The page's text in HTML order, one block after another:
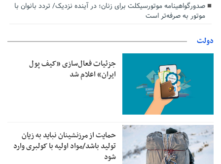
صدورگواهینامه موتورسیکلت برای زنان؛ در آینده نزدیک/ تردد بانوان با
موتور به‌ صرفه‌تر است
دولت
جزئیات فعال‌سازی «کیف پول
ایران» اعلام شد
حمایت از مرزنشینان نباید به زیان
تولید باشد/مواد اولیه با کولبری وارد
شود